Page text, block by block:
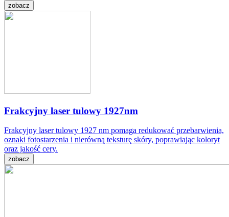
zobacz
Frakcyjny laser tulowy 1927nm
Frakcyjny laser tulowy 1927 nm pomaga redukować przebarwienia,
oznaki fotostarzenia i nierówną teksturę skóry, poprawiając koloryt
oraz jakość cery.
zobacz